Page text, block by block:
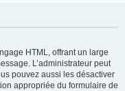
HTML, offrant un large
L’administrateur peut
pouvez aussi les désactiver
appropriée du formulaire de